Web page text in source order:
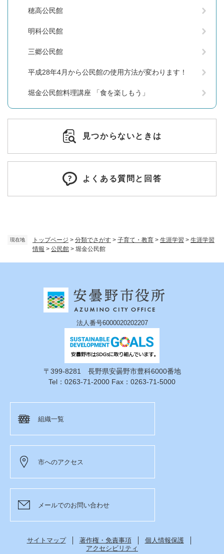
現在地 トップページ > 分類でさがす > 子育て・教育 > 生涯学習 > 生涯学習
情報 > 公民館 > 堀金公民館
穂高公民館
明科公民館
三郷公民館
平成28年4月から公民館の使用方法が変わります！
堀金公民館料理講座 「食を楽しもう」
見つからないときは
よくある質問と回答
法人番号6000020202207
〒399-8281 長野県安曇野市豊科6000番地
Tel：0263-71-2000 Fax：0263-71-5000
組織一覧
市へのアクセス
メールでのお問い合わせ
サイトマップ 著作権・免責事項
個人情報保護
アクセシビリティ